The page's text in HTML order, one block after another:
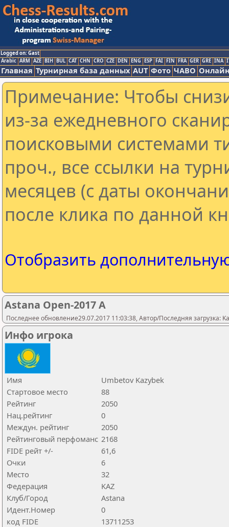
Logged on: Gast
Arabic ARM AZE BIH BUL CAT CHN CRO CZE DEN ENG ESP FAI FIN FRA GER GRE INA
Главная Турнирная база данных AUT Фото ЧАВО
Примечание: Чтобы
из-за ежедневного
поисковыми системами
проч., все ссылки на
месяцев (с даты
после клика по данной
Отобразить
Astana Open-2017 A
Последнее обновление29.07.2017 11:03:38, Автор/Последняя загрузка:
Инфо игрока
Имя
Umbetov Kazybek
Стартовое место
88
Рейтинг
2050
Нац.рейтинг
0
Междун. рейтинг
2050
Рейтинговый перфоманс 2168
FIDE рейт +/-
61,6
Очки
6
Место
32
Федерация
KAZ
Клуб/Город
Astana
Идент.Номер
0
код FIDE
13711253